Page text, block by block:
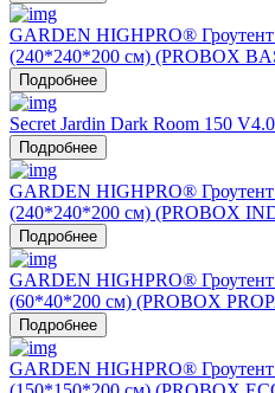
GARDEN HIGHPRO®
(240*240*200 см) (PROBOX
Подробнее
Secret Jardin Dark Room 150
Подробнее
GARDEN HIGHPRO®
(240*240*200 см) (PROBOX
Подробнее
GARDEN HIGHPRO®
(60*40*200 см) (PROBOX
Подробнее
GARDEN HIGHPRO®